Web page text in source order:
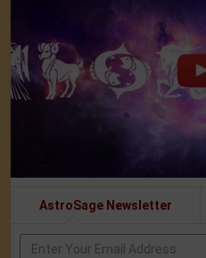
AstroSage Newsletter